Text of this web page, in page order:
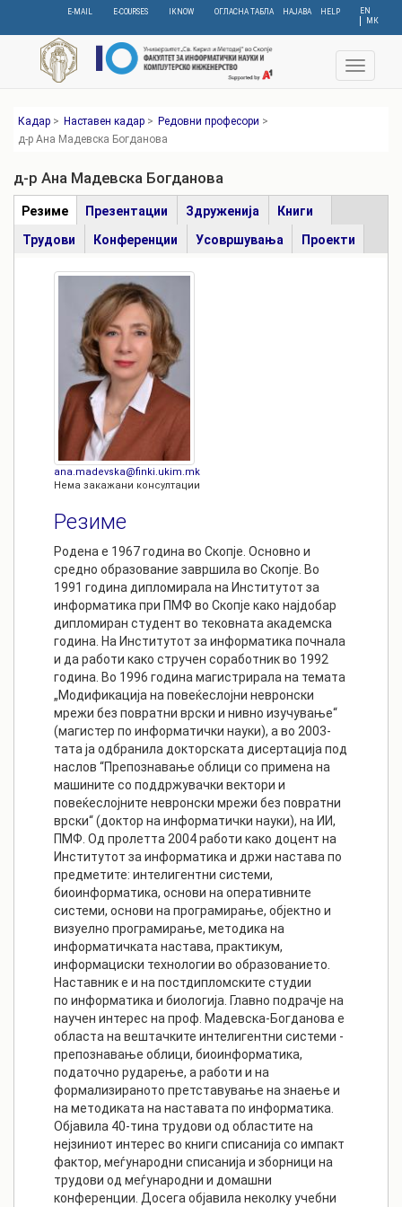
content
EN
МК
E-MAIL E-COURSES IKNOW ОГЛАСНА ТАБЛА НАЈАВА HELP
Toggle
Кадар > Наставен кадар > Редовни професори >
д-р Ана Мадевска Богданова
д-р Ана Мадевска Богданова
Табови
Резиме (active
tab)
Презентации Здруженија Книги
Трудови Конференции Усовршувања Проекти
ana.madevska@finki.ukim.mk
Нема закажани консултации
Резиме
Родена е 1967 година во Скопје. Основно и
средно образование завршила во Скопје. Во
1991 година дипломирала на Институтот за
информатика при ПМФ во Скопје како најдобар
дипломиран студент во тековната академска
година. На Институтот за информатика почнала
и да работи како стручен соработник во 1992
година. Во 1996 година магистрирала на темата
„Модификација на повеќеслојни невронски
мрежи без повратни врски и нивно изучување“
(магистер по информатички науки), а во 2003-
тата ја одбранила докторската дисертација под
наслов “Препознавање облици со примена на
машините со поддржувачки вектори и
повеќеслојните невронски мрежи без повратни
врски“ (доктор на информатички науки), на ИИ,
ПМФ. Од пролетта 2004 работи како доцент на
Институтот за информатика и држи настава по
предметите: интелигентни системи,
биоинформатика, основи на оперативните
системи, основи на програмирање, објектно и
визуелно програмирање, методика на
информатичката настава, практикум,
информациски технологии во образованието.
Наставник е и на постдипломските студии
по информатика и биологија. Главно подрачје на
научен интерес на проф. Мадевска-Богданова е
областа на вештачките интелигентни системи -
препознавање облици, биоинформатика,
податочно рударење, а работи и на
формализираното претставување на знаење и
на методиката на наставата по информатика.
Објавила 40-тина трудови од областите на
нејзиниот интерес во книги списанија со импакт
фактор, меѓународни списанија и зборници на
трудови од меѓународни и домашни
конференции. Досега објавила неколку учебни